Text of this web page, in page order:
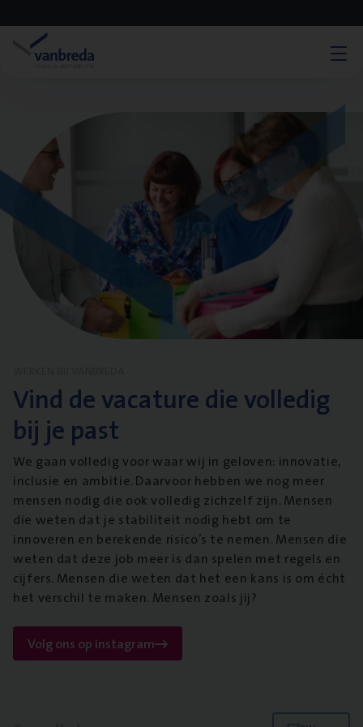
Vind de vacature die volledig
bij je past
We gaan volledig voor waar wij in geloven: innovatie,
inclusie en ambitie. Daarvoor hebben we nog meer
mensen nodig die ook volledig zichzelf zijn. Mensen
die weten dat je stabiliteit nodig hebt om te
innoveren en berekende risico’s te nemen. Mensen die
weten dat deze job meer is dan spelen met regels en
cijfers. Mensen die weten dat het een kans is om écht
het verschil te maken. Mensen zoals jij?
Volg ons op instagram